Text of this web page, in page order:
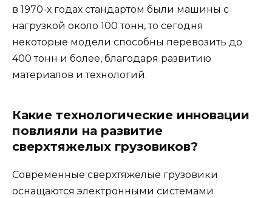
в 1970-х годах стандартом были машины с
нагрузкой около 100 тонн, то сегодня
некоторые модели способны перевозить до
400 тонн и более, благодаря развитию
материалов и технологий.
Какие технологические инновации
повлияли на развитие
сверхтяжелых грузовиков?
Современные сверхтяжелые грузовики
оснащаются электронными системами